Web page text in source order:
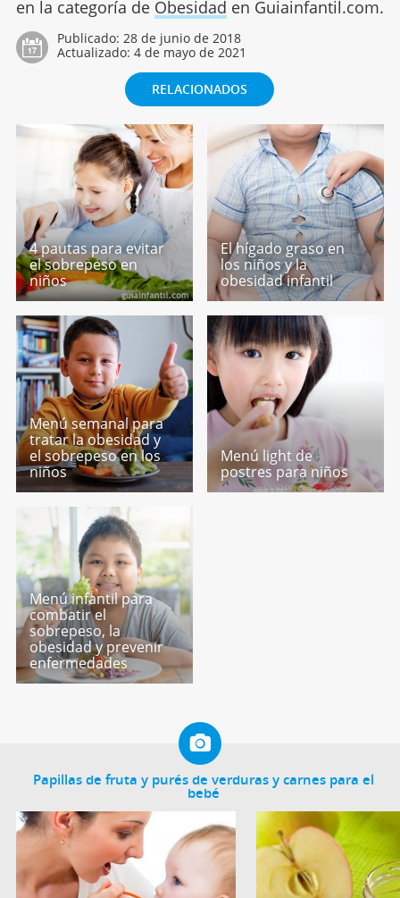
en la categoría de Obesidad en Guiainfantil.com.
Publicado: 28 de junio de 2018
Actualizado: 4 de mayo de 2021
RELACIONADOS
4 pautas para evitar
el sobrepeso en
niños
El hígado graso en
los niños y la
obesidad infantil
Menú semanal para
tratar la obesidad y
el sobrepeso en los
niños
Menú light de
postres para niños
Menú infantil para
combatir el
sobrepeso, la
obesidad y prevenir
enfermedades
Papillas de fruta y purés de verduras y carnes para el
bebé